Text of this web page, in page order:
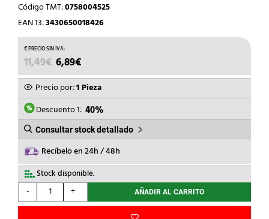
Código TMT:0758004525
EAN 13:3430650018426
11,49€ EL
PRECIO
ORIGINAL
ERA:
11,49€.
6,89€
PRECIO
ACTUAL
ES:
6,89€.
Precio por:1 Pieza
Descuento 1: 40%
Consultar stock detallado
Recíbelo en 24h / 48h
Stock disponible.
-
STANDARD
HIDRAULICA
+ AÑADIR AL CARRITO